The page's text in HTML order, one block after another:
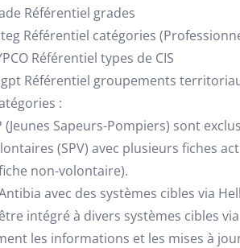
Référentiel grades
Référentiel catégories
Référentiel types de CIS
Référentiel groupements
:
(Jeunes Sapeurs-Pompiers) sont
(SPV) avec plusieurs fiches
non-volontaire).
avec des systèmes cibles via
intégré à divers systèmes cibles
les informations et les mises à